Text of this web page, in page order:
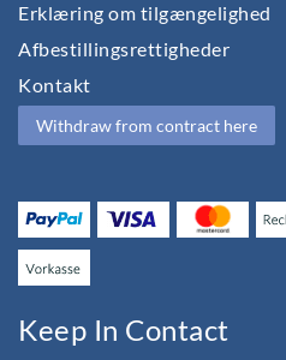
Erklæring om tilgængelighed
Afbestillingsrettigheder
Kontakt
Withdraw from contract here
Keep In Contact